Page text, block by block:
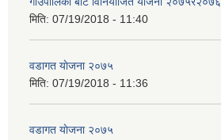
मिति: 07/19/2018 - 11:40
वडागत याेजना २०७५
मिति: 07/19/2018 - 11:36
वडागत याेजना २०७५